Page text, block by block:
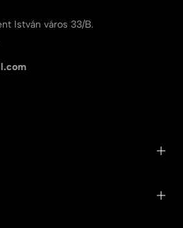
István város 33/B.